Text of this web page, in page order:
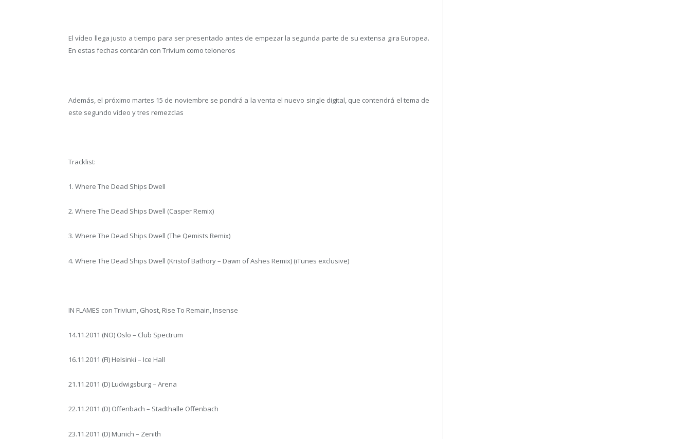
El vídeo llega justo a tiempo para ser presentado antes de empezar la segunda parte de su extensa gira Europea.
En estas fechas contarán con Trivium como teloneros
Además, el próximo martes 15 de noviembre se pondrá a la venta el nuevo single digital, que contendrá el tema de
este segundo vídeo y tres remezclas
Tracklist:
1. Where The Dead Ships Dwell
2. Where The Dead Ships Dwell (Casper Remix)
3. Where The Dead Ships Dwell (The Qemists Remix)
4. Where The Dead Ships Dwell (Kristof Bathory – Dawn of Ashes Remix) (iTunes exclusive)
IN FLAMES con Trivium, Ghost, Rise To Remain, Insense
14.11.2011 (NO) Oslo – Club Spectrum
16.11.2011 (FI) Helsinki – Ice Hall
21.11.2011 (D) Ludwigsburg – Arena
22.11.2011 (D) Offenbach – Stadthalle Offenbach
23.11.2011 (D) Munich – Zenith